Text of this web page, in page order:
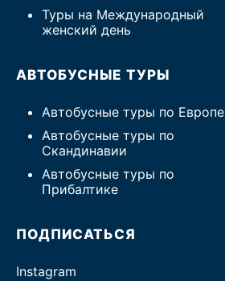
Туры на Международный
женский день
АВТОБУСНЫЕ ТУРЫ
Автобусные туры по Европе
Автобусные туры по
Скандинавии
Автобусные туры по
Прибалтике
ПОДПИСАТЬСЯ
Instagram